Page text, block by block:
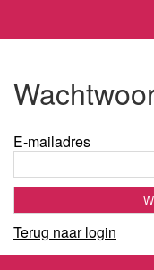
E-mailadres
Terug naar login